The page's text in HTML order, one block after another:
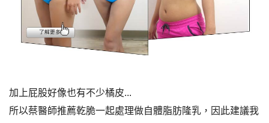
加上屁股好像也有不少橘皮...
所以蔡醫師推薦乾脆一起處理做自體脂肪隆乳，因此建議我